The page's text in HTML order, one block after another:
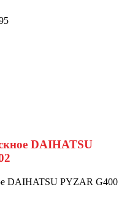
DAIHATSU